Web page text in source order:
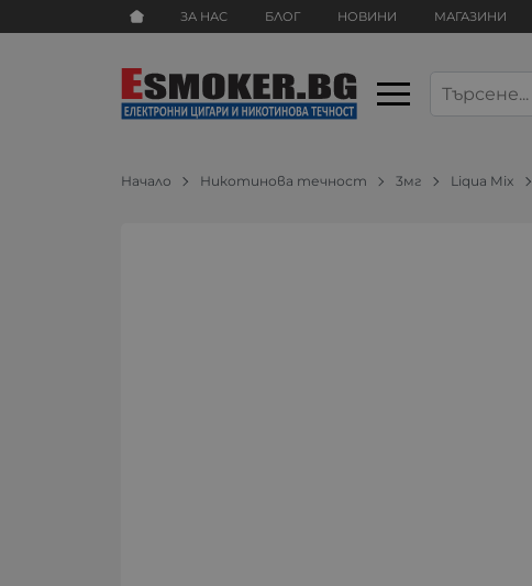
ЗА НАС БЛОГ НОВИНИ МАГАЗИНИ
Начало Никотинова течност 3мг Liqua Mix